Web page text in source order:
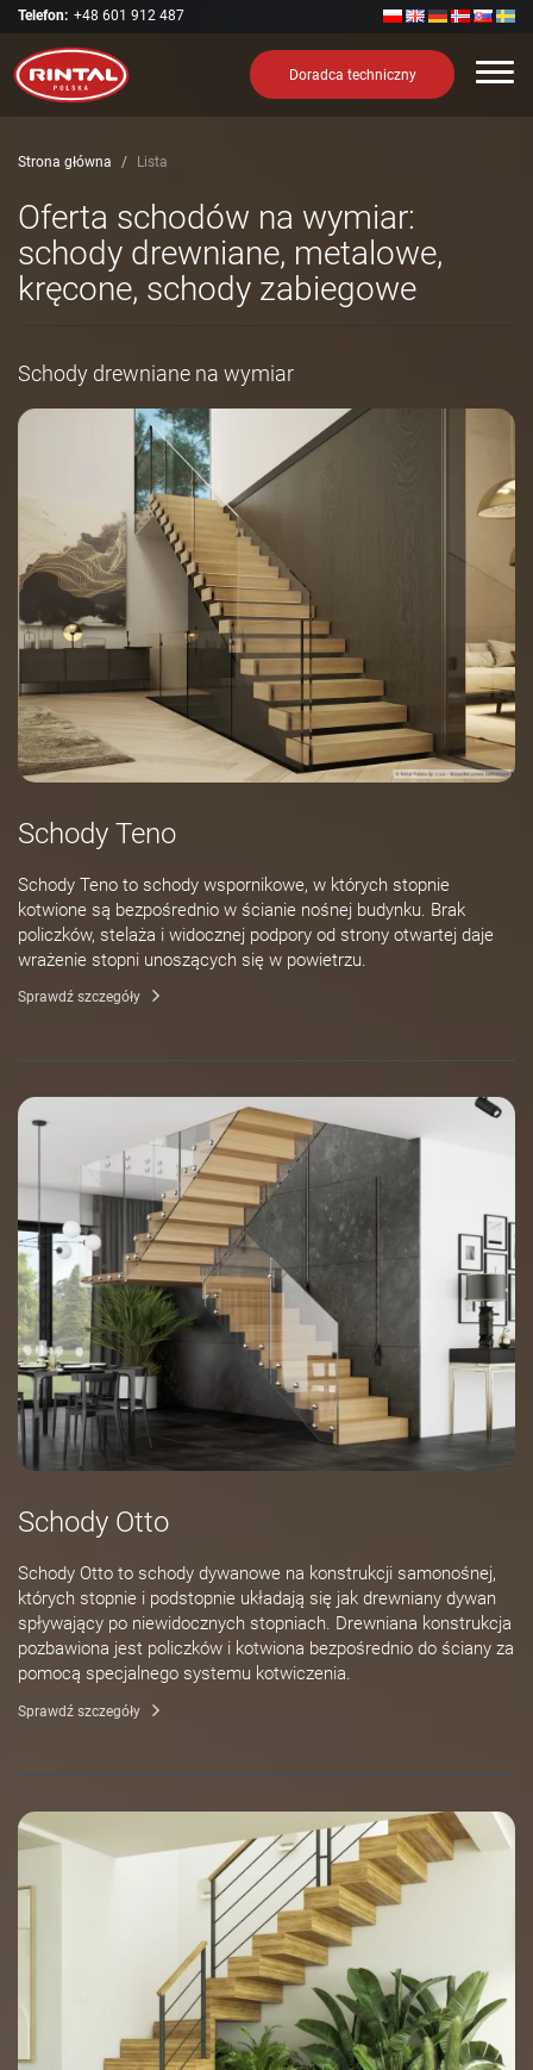
Telefon: +48 601 912 487
Doradca techniczny
Strona główna Lista
Oferta schodów na wymiar:
schody drewniane, metalowe,
kręcone, schody zabiegowe
Schody drewniane na wymiar
Schody Teno
Schody Teno to schody wspornikowe, w których stopnie
kotwione są bezpośrednio w ścianie nośnej budynku. Brak
policzków, stelaża i widocznej podpory od strony otwartej daje
wrażenie stopni unoszących się w powietrzu.
Sprawdź szczegóły
Schody Otto
Schody Otto to schody dywanowe na konstrukcji samonośnej,
których stopnie i podstopnie układają się jak drewniany dywan
spływający po niewidocznych stopniach. Drewniana konstrukcja
pozbawiona jest policzków i kotwiona bezpośrednio do ściany za
pomocą specjalnego systemu kotwiczenia.
Sprawdź szczegóły